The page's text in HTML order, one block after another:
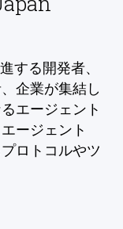
する開発者、
企業が集結し
エージェント
ージェント
ロトコルやツ